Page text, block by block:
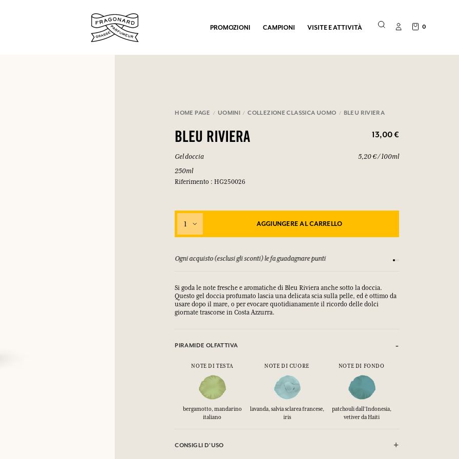
punti e ricevere regali.
punti e ricevere regali.
punti e ricevere regali.
punti e ricevere regali.
punti e ricevere regali.
PROMOZIONI CAMPIONI VISITE E ATTIVITÀ 0
HOME PAGE UOMINI COLLEZIONE CLASSICA UOMO BLEU RIVIERA
BLEU RIVIERA 13,00 €
Gel doccia
250ml
Riferimento : HG250026
5,20 € / 100ml
1 AGGIUNGERE AL CARRELLO
fino a 15 giorni Ogni acquisto (esclusi gli sconti) le fa guadagnare punti
Si goda le note fresche e aromatiche di Bleu Riviera anche sotto la doccia.
Questo gel doccia profumato lascia una delicata scia sulla pelle, ed è ottimo da
usare dopo il mare, o per evocare quotidianamente il ricordo delle dolci
giornate trascorse in Costa Azzurra.
PIRAMIDE OLFATTIVA
NOTE DI TESTA NOTE DI CUORE NOTE DI FONDO
bergamotto, mandarino
italiano
lavanda, salvia sclarea francese,
iris
patchouli dall'Indonesia,
vetiver da Haiti
CONSIGLI D'USO